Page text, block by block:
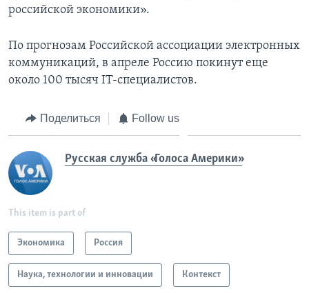
российской экономики».
По прогнозам Российской ассоциации электронных
коммуникаций, в апреле Россию покинут еще
около 100 тысяч IT-специалистов.
Поделиться Follow us
Русская служба «Голоса Америки»
This item is part of
Экономика Россия
Наука, технологии и инновации Контекст